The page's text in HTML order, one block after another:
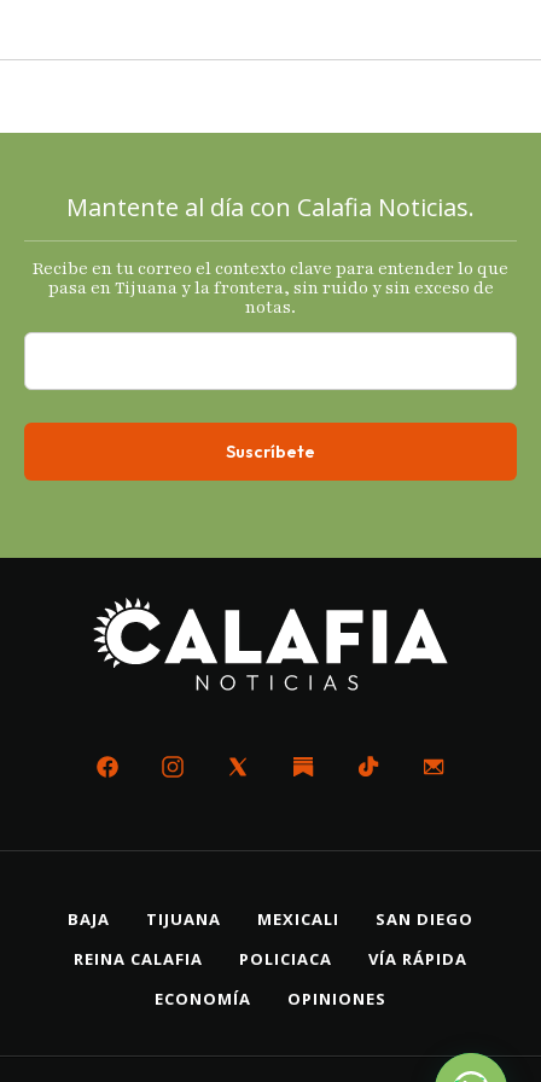
cartas; El
Mantente al día con Calafia Noticias.
Recibe en tu correo el contexto clave para entender lo que
pasa en Tijuana y la frontera, sin ruido y sin exceso de
notas.
BAJA TIJUANA MEXICALI
SAN DIEGO
REINA CALAFIA
POLICIACA
VÍA RÁPIDA
ECONOMÍA
OPINIONES